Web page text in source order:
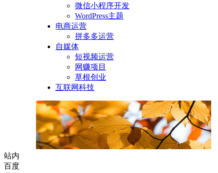
微信小程序开发
WordPress主题
电商运营
拼多多运营
自媒体
短视频运营
网赚项目
草根创业
互联网科技
站内
百度